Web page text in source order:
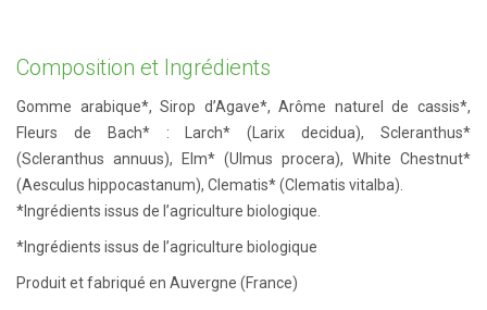
Composition et Ingrédients
Gomme arabique*, Sirop d’Agave*, Arôme naturel de cassis*,
Fleurs de Bach* : Larch* (Larix decidua), Scleranthus*
(Scleranthus annuus), Elm* (Ulmus procera), White Chestnut*
(Aesculus hippocastanum), Clematis* (Clematis vitalba).
*Ingrédients issus de l’agriculture biologique.
*Ingrédients issus de l’agriculture biologique
Produit et fabriqué en Auvergne (France)